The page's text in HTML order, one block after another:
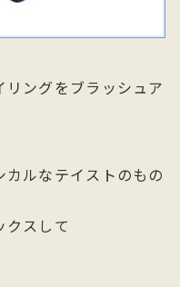
ングをブラッシュア
ルなテイストのもの
クスして